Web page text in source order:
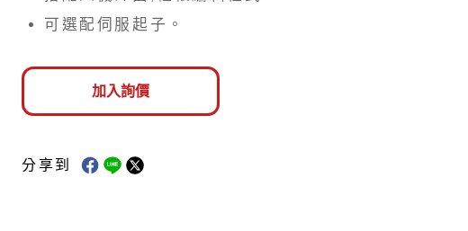
旋噴型
可選配伺服起子。
加入詢價
分享到